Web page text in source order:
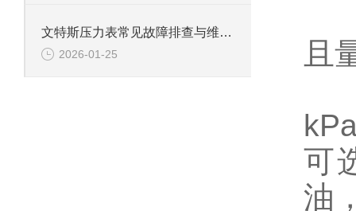
且
可
油
文特斯压力表常见故障排查与维护技巧
2026-01-25